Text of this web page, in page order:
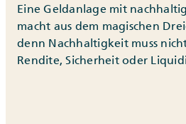
Eine Geldanlage mit
macht aus dem magischen
denn Nachhaltigkeit muss
Rendite, Sicherheit oder